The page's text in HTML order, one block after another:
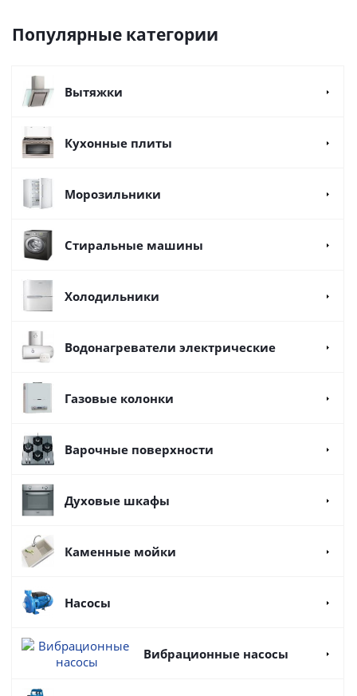
Популярные категории
Вытяжки
Кухонные плиты
Морозильники
Стиральные машины
Холодильники
Водонагреватели электрические
Газовые колонки
Варочные поверхности
Духовые шкафы
Каменные мойки
Насосы
Вибрационные насосы